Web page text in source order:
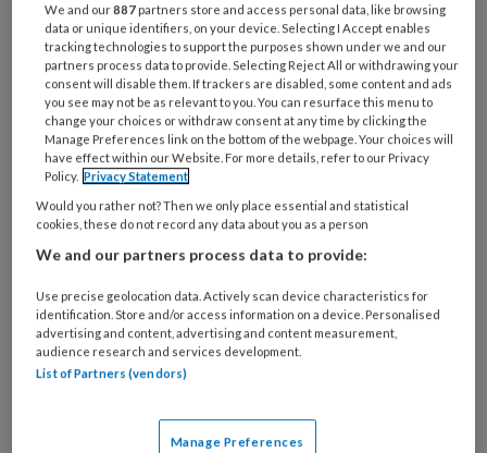
REGISTREREN
Wil je dit artikel lezen?
Maak gratis een account aan en lees 2
artikelen gratis per maand
Al een account of abonnement?Log dan in
Wat
is
je
We and our887 partners store and access personal data, like browsing
data or unique identifiers, on your device. Selecting I Accept enables
tracking technologies to support the purposes shown under we and our
partners process data to provide. Selecting Reject All or withdrawing your
consent will disable them. If trackers are disabled, some content and ads
you see may not be as relevant to you. You can resurface this menu to
change your choices or withdraw consent at any time by clicking the
Manage Preferences link on the bottom of the webpage. Your choices will
have effect within our Website. For more details, refer to our Privacy
Policy. Privacy Statement
Would you rather not? Then we only place essential and statistical
cookies, these do not record any data about you as a person
We and our partners process data to provide:
Use precise geolocation data. Actively scan device characteristics for
identification. Store and/or access information on a device. Personalised
advertising and content, advertising and content measurement,
audience research and services development.
List of Partners (vendors)
Manage Preferences